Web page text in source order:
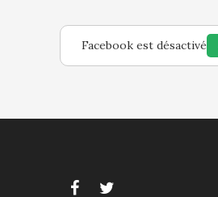
Facebook est désactivé